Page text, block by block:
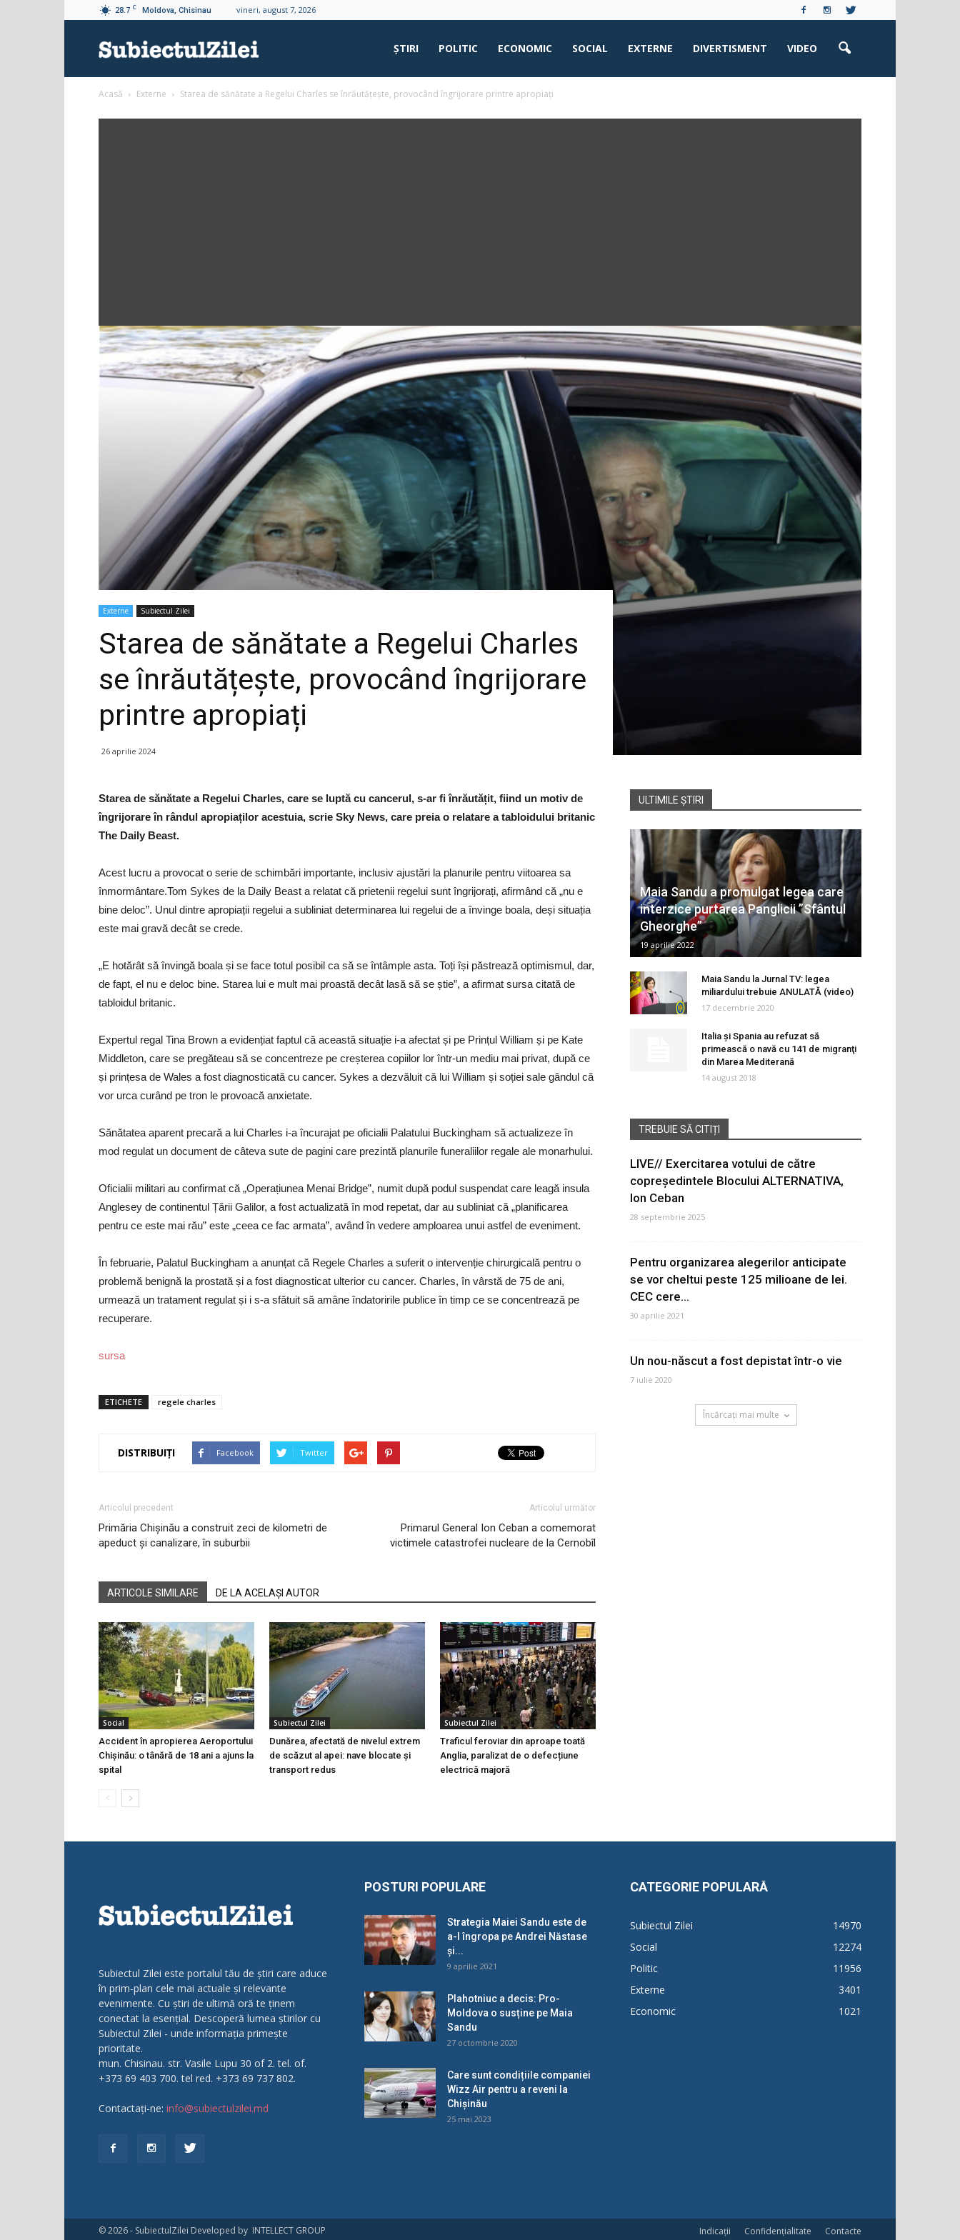
28.7 C Moldova, Chisinau vineri, august 7, 2026
ŞTIRI POLITIC ECONOMIC SOCIAL EXTERNE DIVERTISMENT VIDEO
Acasă Externe Starea de sănătate a Regelui Charles se înrăutățește, provocând îngrijorare printre apropiați
Externe Subiectul Zilei
Starea de sănătate a Regelui Charles
se înrăutățește, provocând îngrijorare
printre apropiați
26 aprilie 2024
Starea de sănătate a Regelui Charles, care se luptă cu cancerul, s-ar fi înrăutățit, fiind un motiv de
îngrijorare în rândul apropiaților acestuia, scrie Sky News, care preia o relatare a tabloidului britanic
The Daily Beast.
Acest lucru a provocat o serie de schimbări importante, inclusiv ajustări la planurile pentru viitoarea sa
înmormântare.Tom Sykes de la Daily Beast a relatat că prietenii regelui sunt îngrijorați, afirmând că „nu e
bine deloc”. Unul dintre apropiații regelui a subliniat determinarea lui regelui de a învinge boala, deși situația
este mai gravă decât se crede.
„E hotărât să învingă boala și se face totul posibil ca să se întâmple asta. Toți își păstrează optimismul, dar,
de fapt, el nu e deloc bine. Starea lui e mult mai proastă decât lasă să se știe”, a afirmat sursa citată de
tabloidul britanic.
Expertul regal Tina Brown a evidențiat faptul că această situație i-a afectat și pe Prințul William și pe Kate
Middleton, care se pregăteau să se concentreze pe creșterea copiilor lor într-un mediu mai privat, după ce
și prințesa de Wales a fost diagnosticată cu cancer. Sykes a dezvăluit că lui William și soției sale gândul că
vor urca curând pe tron le provoacă anxietate.
Sănătatea aparent precară a lui Charles i-a încurajat pe oficialii Palatului Buckingham să actualizeze în
mod regulat un document de câteva sute de pagini care prezintă planurile funeraliilor regale ale monarhului.
Oficialii militari au confirmat că „Operațiunea Menai Bridge”, numit după podul suspendat care leagă insula
Anglesey de continentul Țării Galilor, a fost actualizată în mod repetat, dar au subliniat că „planificarea
pentru ce este mai rău” este „ceea ce fac armata”, având în vedere amploarea unui astfel de eveniment.
În februarie, Palatul Buckingham a anunțat că Regele Charles a suferit o intervenție chirurgicală pentru o
problemă benignă la prostată și a fost diagnosticat ulterior cu cancer. Charles, în vârstă de 75 de ani,
urmează un tratament regulat și i s-a sfătuit să amâne îndatoririle publice în timp ce se concentrează pe
recuperare.
sursa
ETICHETE regele charles
DISTRIBUIȚI Facebook Twitter
Articolul precedent
Primăria Chișinău a construit zeci de kilometri de
apeduct și canalizare, în suburbii
Articolul următor
Primarul General Ion Ceban a comemorat
victimele catastrofei nucleare de la Cernobîl
ARTICOLE SIMILARE DE LA ACELAȘI AUTOR
Social
Accident în apropierea Aeroportului
Chișinău: o tânără de 18 ani a ajuns la
spital
Subiectul Zilei
Dunărea, afectată de nivelul extrem
de scăzut al apei: nave blocate și
transport redus
Subiectul Zilei
Traficul feroviar din aproape toată
Anglia, paralizat de o defecțiune
electrică majoră
ULTIMILE ȘTIRI
Maia Sandu a promulgat legea care
interzice purtarea Panglicii ”Sfântul
Gheorghe”
19 aprilie 2022
Maia Sandu la Jurnal TV: legea
miliardului trebuie ANULATĂ (video)
17 decembrie 2020
Italia şi Spania au refuzat să
primească o navă cu 141 de migranţi
din Marea Mediterană
14 august 2018
TREBUIE SĂ CITIȚI
LIVE// Exercitarea votului de către
copreședintele Blocului ALTERNATIVA,
Ion Ceban
28 septembrie 2025
Pentru organizarea alegerilor anticipate
se vor cheltui peste 125 milioane de lei.
CEC cere...
30 aprilie 2021
Un nou-născut a fost depistat într-o vie
7 iulie 2020
Încărcați mai multe
Subiectul Zilei este portalul tău de știri care aduce
în prim-plan cele mai actuale și relevante
evenimente. Cu știri de ultimă oră te ținem
conectat la esențial. Descoperă lumea știrilor cu
Subiectul Zilei - unde informația primește
prioritate.
mun. Chisinau. str. Vasile Lupu 30 of 2. tel. of.
+373 69 403 700. tel red. +373 69 737 802.
Contactați-ne: info@subiectulzilei.md
POSTURI POPULARE
Strategia Maiei Sandu este de
a-l îngropa pe Andrei Năstase
și...
9 aprilie 2021
Plahotniuc a decis: Pro-
Moldova o susține pe Maia
Sandu
27 octombrie 2020
Care sunt condițiile companiei
Wizz Air pentru a reveni la
Chișinău
25 mai 2023
CATEGORIE POPULARĂ
Subiectul Zilei
14970
Social
12274
Politic
11956
Externe
3401
Economic
1021
Indicații Confidențialitate Contacte
© 2026 - SubiectulZilei Developed by INTELLECT GROUP